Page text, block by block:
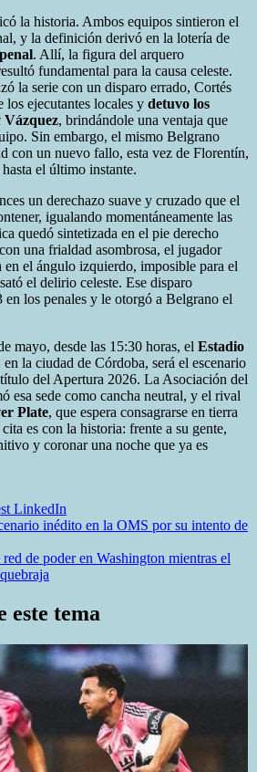
la historia. Ambos equipos sintieron el
y la definición derivó en la lotería de
. Allí, la figura del arquero
fundamental para la causa celeste.
la serie con un disparo errado, Cortés
los ejecutantes locales y detuvo los
Vázquez, brindándole una ventaja que
Sin embargo, el mismo Belgrano
con un nuevo fallo, esta vez de Florentín,
el último instante.
un derechazo suave y cruzado que el
igualando momentáneamente las
quedó sintetizada en el pie derecho
una frialdad asombrosa, el jugador
en el ángulo izquierdo, imposible para el
el delirio celeste. Ese disparo
en los penales y le otorgó a Belgrano el
mayo, desde las 15:30 horas, el Estadio
en la ciudad de Córdoba, será el escenario
del Apertura 2026. La Asociación del
esa sede como cancha neutral, y el rival
Plate, que espera consagrarse en tierra
es con la historia: frente a su gente,
y coronar una noche que ya es
LinkedIn
inédito en la OMS por su intento de
de poder en Washington mientras el
este tema